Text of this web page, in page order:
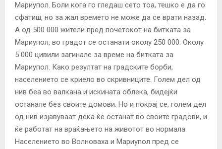
Мариупол. Боли кога го гледаш сето тоа, тешко е да го
сфатиш, но за жал времето не може да се врати назад.
А од 500 000 жители пред почетокот на битката за
Мариупол, во градот се останати околу 250 000. Околу
5 000 цивили загинале за време на битката за
Мариупол. Како резултат на градските борби,
населението се криело во скривниците. Голем дел од
нив беа во валкана и искината облека, бидејќи
останале без своите домови. Но и покрај се, голем дел
од нив изјавуваат дека ќе останат во своите градови, и
ќе работат на враќањето на животот во нормала.
Населението во Волноваха и Мариупол пред се